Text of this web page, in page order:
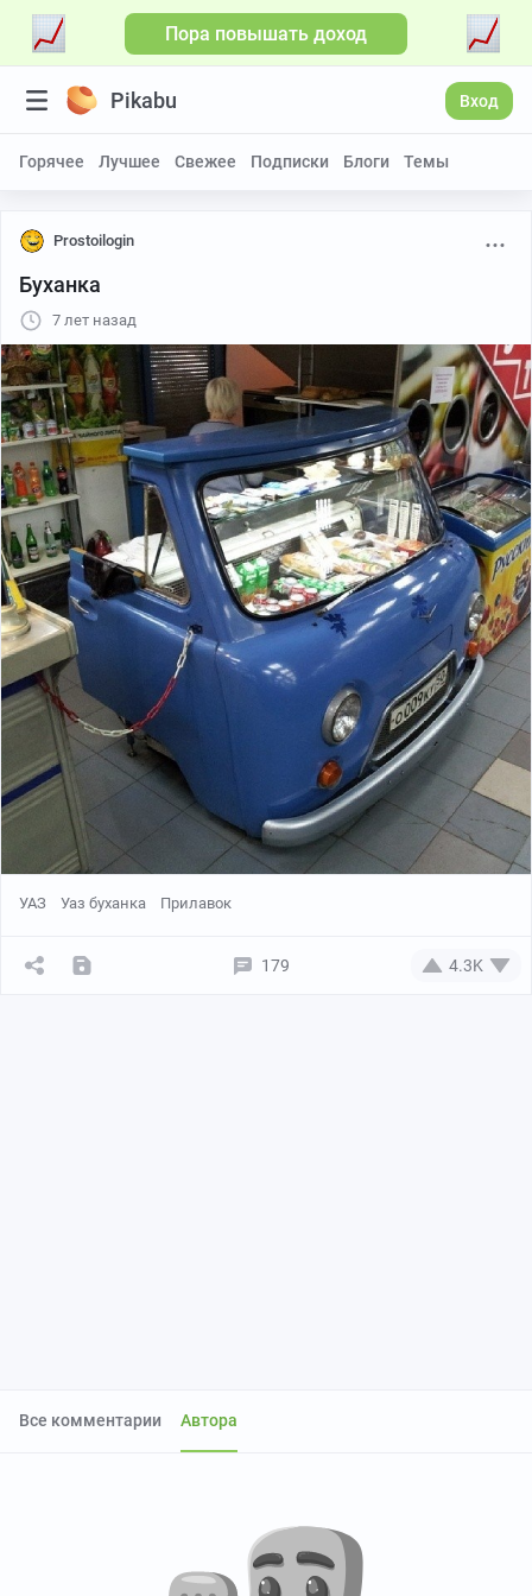
Пора повышать доход
Pikabu Вход
Горячее Лучшее Свежее Подписки Блоги Темы
Prostoilogin
Буханка
7 лет назад
УАЗ Уаз буханка Прилавок
179 4.3K
Все комментарии Автора